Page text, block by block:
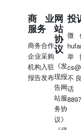
与长上下文技术发展，
平持续提升。 5）应
统具备长链推理、
消耗量显著高于传
数字生物学等应用正成
理论 目录 4.增值
层蛋糕”：Token经济时
大模型持续迭代4.2大
自主执行能力4.3大模
能：从语言智能走向
核心经济单位1.2
商业
服务
商务合作
企业采购
机构入驻
报告发布
网
站
协
议
《发
现报
告网
站服
务协
议》
投
微
举
不